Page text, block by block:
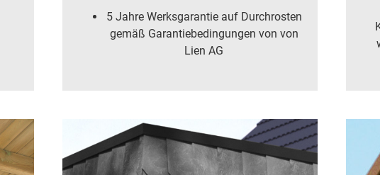
5 Jahre Werksgarantie auf Durchrosten
gemäß Garantiebedingungen von von
Lien AG